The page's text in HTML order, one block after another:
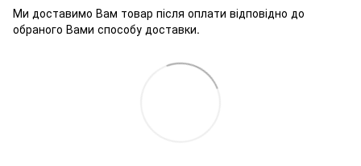
Ми доставимо Вам товар після оплати відповідно до
обраного Вами способу доставки.